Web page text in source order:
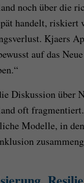
noch über die
handelt,
Kjaers
auf das
Diskussion über
oft
Modelle, in